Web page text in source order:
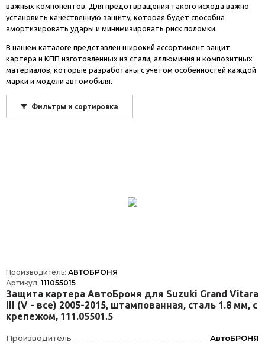
важных компонентов. Для предотвращения такого исхода важно
установить качественную защиту, которая будет способна
амортизировать удары и минимизировать риск поломки.
В нашем каталоге представлен широкий ассортимент защит
картера и КПП изготовленных из стали, аллюминия и композитных
материалов, которые разработаны с учетом особенностей каждой
марки и модели автомобиля.
Фильтры и сортировка
Производитель: АВТОБРОНЯ
Артикул: 111055015
Защита картера АвтоБроня для Suzuki Grand Vitara
III (V - все) 2005-2015, штампованная, сталь 1.8 мм, с
крепежом, 111.05501.5
Производитель
АвтоБРОНЯ